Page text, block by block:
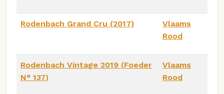
Rodenbach Grand Cru (2017)
Vlaams
Rood
Rodenbach Vintage 2019 (Foeder
N° 137)
Vlaams
Rood